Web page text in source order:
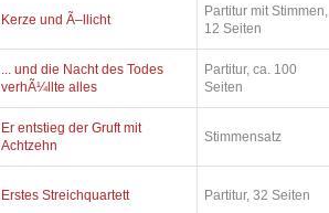
Kerze und Ã–llicht
Partitur mit Stimmen,
12 Seiten
... und die Nacht des Todes
verhÃ¼llte alles
Partitur, ca. 100
Seiten
Er entstieg der Gruft mit
Achtzehn
Stimmensatz
Erstes Streichquartett Partitur, 32 Seiten